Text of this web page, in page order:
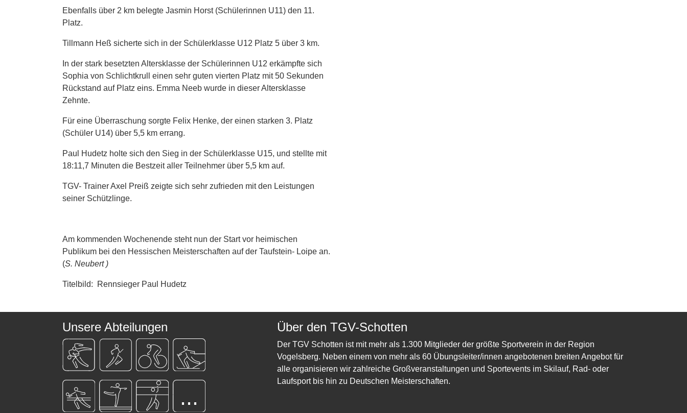
Ebenfalls über 2 km belegte Jasmin Horst (Schülerinnen U11) den 11.
Platz.
Tillmann Heß sicherte sich in der Schülerklasse U12 Platz 5 über 3 km.
In der stark besetzten Altersklasse der Schülerinnen U12 erkämpfte sich
Sophia von Schlichtkrull einen sehr guten vierten Platz mit 50 Sekunden
Rückstand auf Platz eins. Emma Neeb wurde in dieser Altersklasse
Zehnte.
Für eine Überraschung sorgte Felix Henke, der einen starken 3. Platz
(Schüler U14) über 5,5 km errang.
Paul Hudetz holte sich den Sieg in der Schülerklasse U15, und stellte mit
18:11,7 Minuten die Bestzeit aller Teilnehmer über 5,5 km auf.
TGV- Trainer Axel Preiß zeigte sich sehr zufrieden mit den Leistungen
seiner Schützlinge.
Am kommenden Wochenende steht nun der Start vor heimischen
Publikum bei den Hessischen Meisterschaften auf der Taufstein- Loipe an.
(S. Neubert )
Titelbild: Rennsieger Paul Hudetz
Unsere Abteilungen
...
Über den TGV-Schotten
Der TGV Schotten ist mit mehr als 1.300 Mitglieder der größte Sportverein in der Region
Vogelsberg. Neben einem von mehr als 60 Übungsleiter/innen angebotenen breiten Angebot für
alle organisieren wir zahlreiche Großveranstaltungen und Sportevents im Skilauf, Rad- oder
Laufsport bis hin zu Deutschen Meisterschaften.